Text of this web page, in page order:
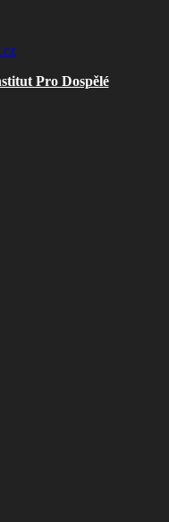
Pro Dospělé